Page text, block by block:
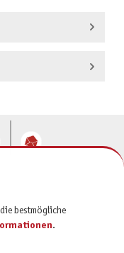
bestmögliche
.